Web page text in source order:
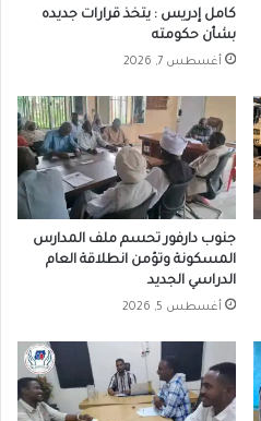
كامل إدريس : يتخذ قرارات جديده
بشأن حكومته
أغسطس 7, 2026
جنوب دارفور تحسم ملف المدارس
المسكونة وتؤمن انطلاقة العام
الدراسي الجديد
أغسطس 5, 2026